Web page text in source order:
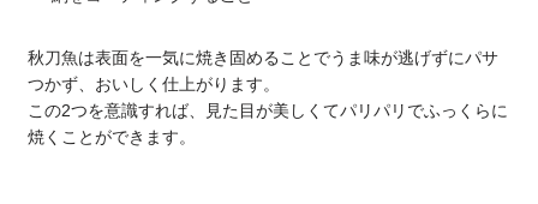
秋刀魚は表面を一気に焼き固めることでうま味が逃げずにパサ
つかず、おいしく仕上がります。
この2つを意識すれば、見た目が美しくてパリパリでふっくらに
焼くことができます。